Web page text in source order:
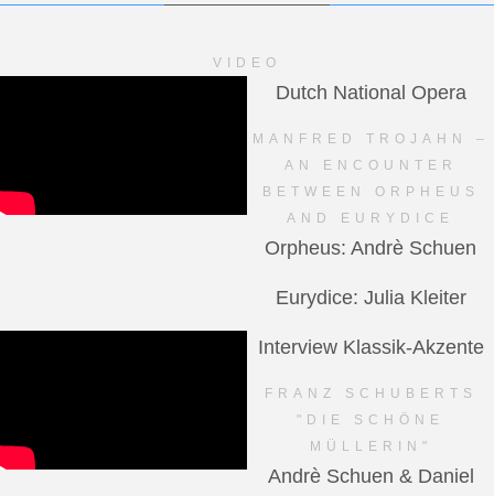
VIDEO
Dutch National Opera
MANFRED TROJAHN –
AN ENCOUNTER
BETWEEN ORPHEUS
AND EURYDICE
Orpheus: Andrè Schuen
Eurydice: Julia Kleiter
Interview Klassik-Akzente
FRANZ SCHUBERTS
"DIE SCHÖNE
MÜLLERIN"
Andrè Schuen & Daniel